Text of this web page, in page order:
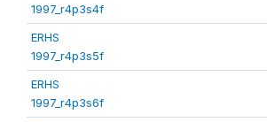
1997_r4p3s4f
ERHS
1997_r4p3s5f
ERHS
1997_r4p3s6f